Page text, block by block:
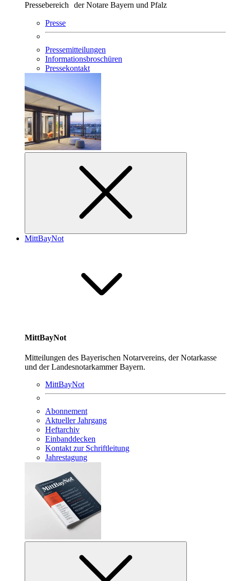
Pressebereich der Notare Bayern und Pfalz
Presse
Pressemitteilungen
Informationsbroschüren
Pressekontakt
MittBayNot
MittBayNot
Mitteilungen des Bayerischen Notarvereins, der Notarkasse
und der Landesnotarkammer Bayern.
MittBayNot
Abonnement
Aktueller Jahrgang
Heftarchiv
Einbanddecken
Kontakt zur Schriftleitung
Jahrestagung